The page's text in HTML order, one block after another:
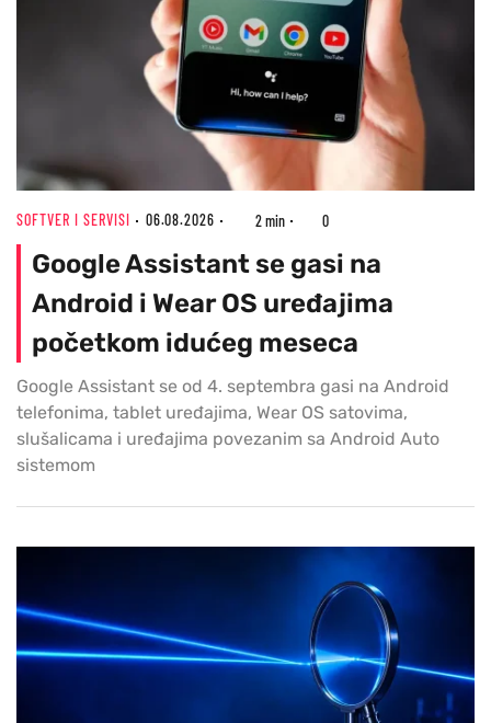
SOFTVER I SERVISI 06.08.2026 2 min 0
Google Assistant se gasi na
Android i Wear OS uređajima
početkom idućeg meseca
Google Assistant se od 4. septembra gasi na Android
telefonima, tablet uređajima, Wear OS satovima,
slušalicama i uređajima povezanim sa Android Auto
sistemom